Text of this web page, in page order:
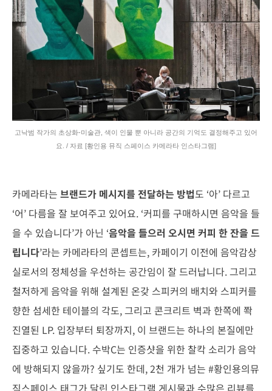
고낙범 작가의 초상화-미술관, 색이 인물 뿐 아니라 공간의 기억도 결정해주고 있어
요. / 자료 [황인용 뮤직 스페이스 카메라타 인스타그램]
카메라타는 브랜드가 메시지를 전달하는 방법도 ‘아’ 다르고
‘어’ 다름을 잘 보여주고 있어요. ‘커피를 구매하시면 음악을 들
을 수 있습니다’가 아닌 ‘음악을 들으러 오시면 커피 한 잔을 드
립니다’라는 카메라타의 콘셉트는, 카페이기 이전에 음악감상
실로서의 정체성을 우선하는 공간임이 잘 드러납니다. 그리고
철저하게 음악을 위해 설계된 온갖 스피커의 배치와 스피커를
향한 섬세한 테이블의 각도, 그리고 콘크리트 벽과 한쪽에 쫙
진열된 LP. 입장부터 퇴장까지, 이 브랜드는 하나의 본질에만
집중하고 있습니다. 수박C는 인증샷을 위한 찰칵 소리가 음악
에 방해되지 않을까? 싶기도 한데, 2천 개가 넘는 #황인용의뮤
직스페이스 태그가 달린 인스타그램 게시물과 수많은 리뷰를